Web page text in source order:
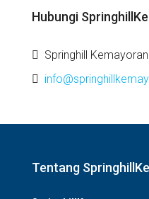
Hubungi
Springhill Kemayoran
Tentang